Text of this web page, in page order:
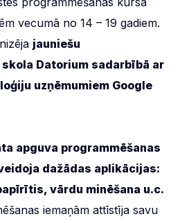
vecumā no 14 – 19 gadiem.
jauniešu
Datorium sadarbībā ar
uzņēmumiem Google
apguva programmēšanas
dažādas aplikācijas:
vārdu minēšana u.c.
iemaņām attīstīja savu